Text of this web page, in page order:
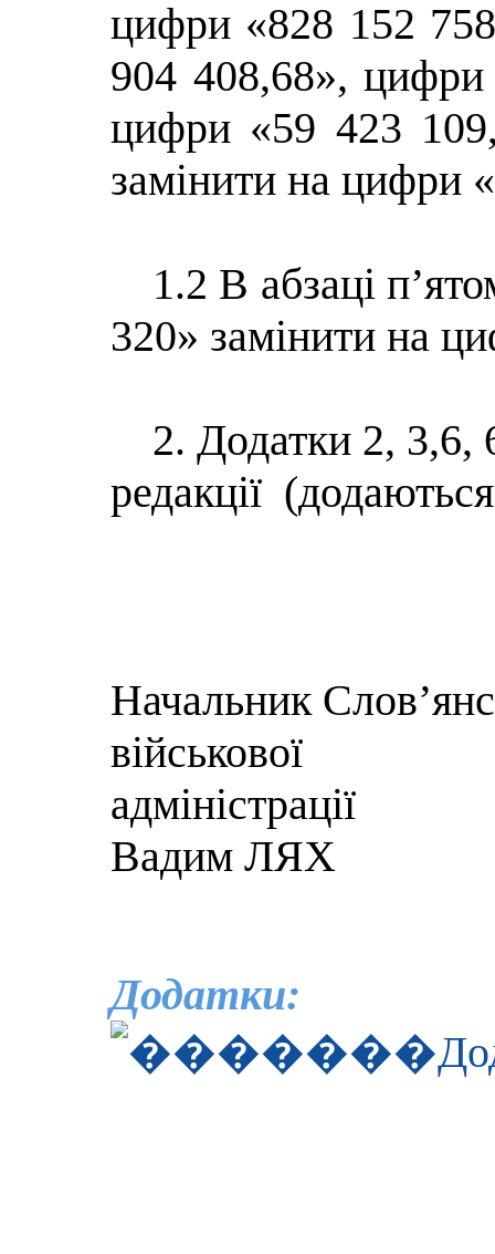
цифри «828 152
904 408,68»,
цифри «59 423
замінити на цифри
1.2 В абзаці
320» замінити на
2. Додатки 2, 3,6,
редакції
Начальник
військової
Вадим ЛЯХ
Додатки: